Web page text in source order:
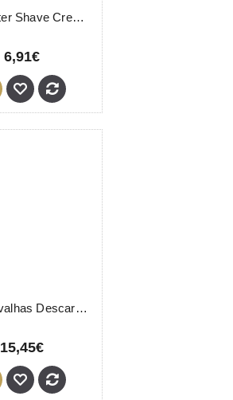
Agiva After Shave Cream Extreme 400ml
6,91€
Ares Navalhas Descartáveis 100 Unidades
15,45€